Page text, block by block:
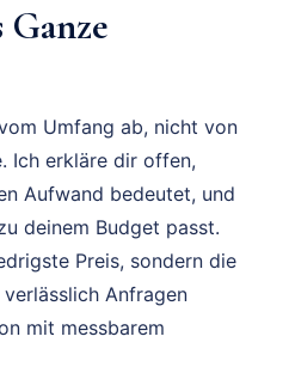
Ganze
Umfang ab, nicht von
Ich erkläre dir offen,
Aufwand bedeutet, und
deinem Budget passt.
Preis, sondern die
Anfragen
mit messbarem